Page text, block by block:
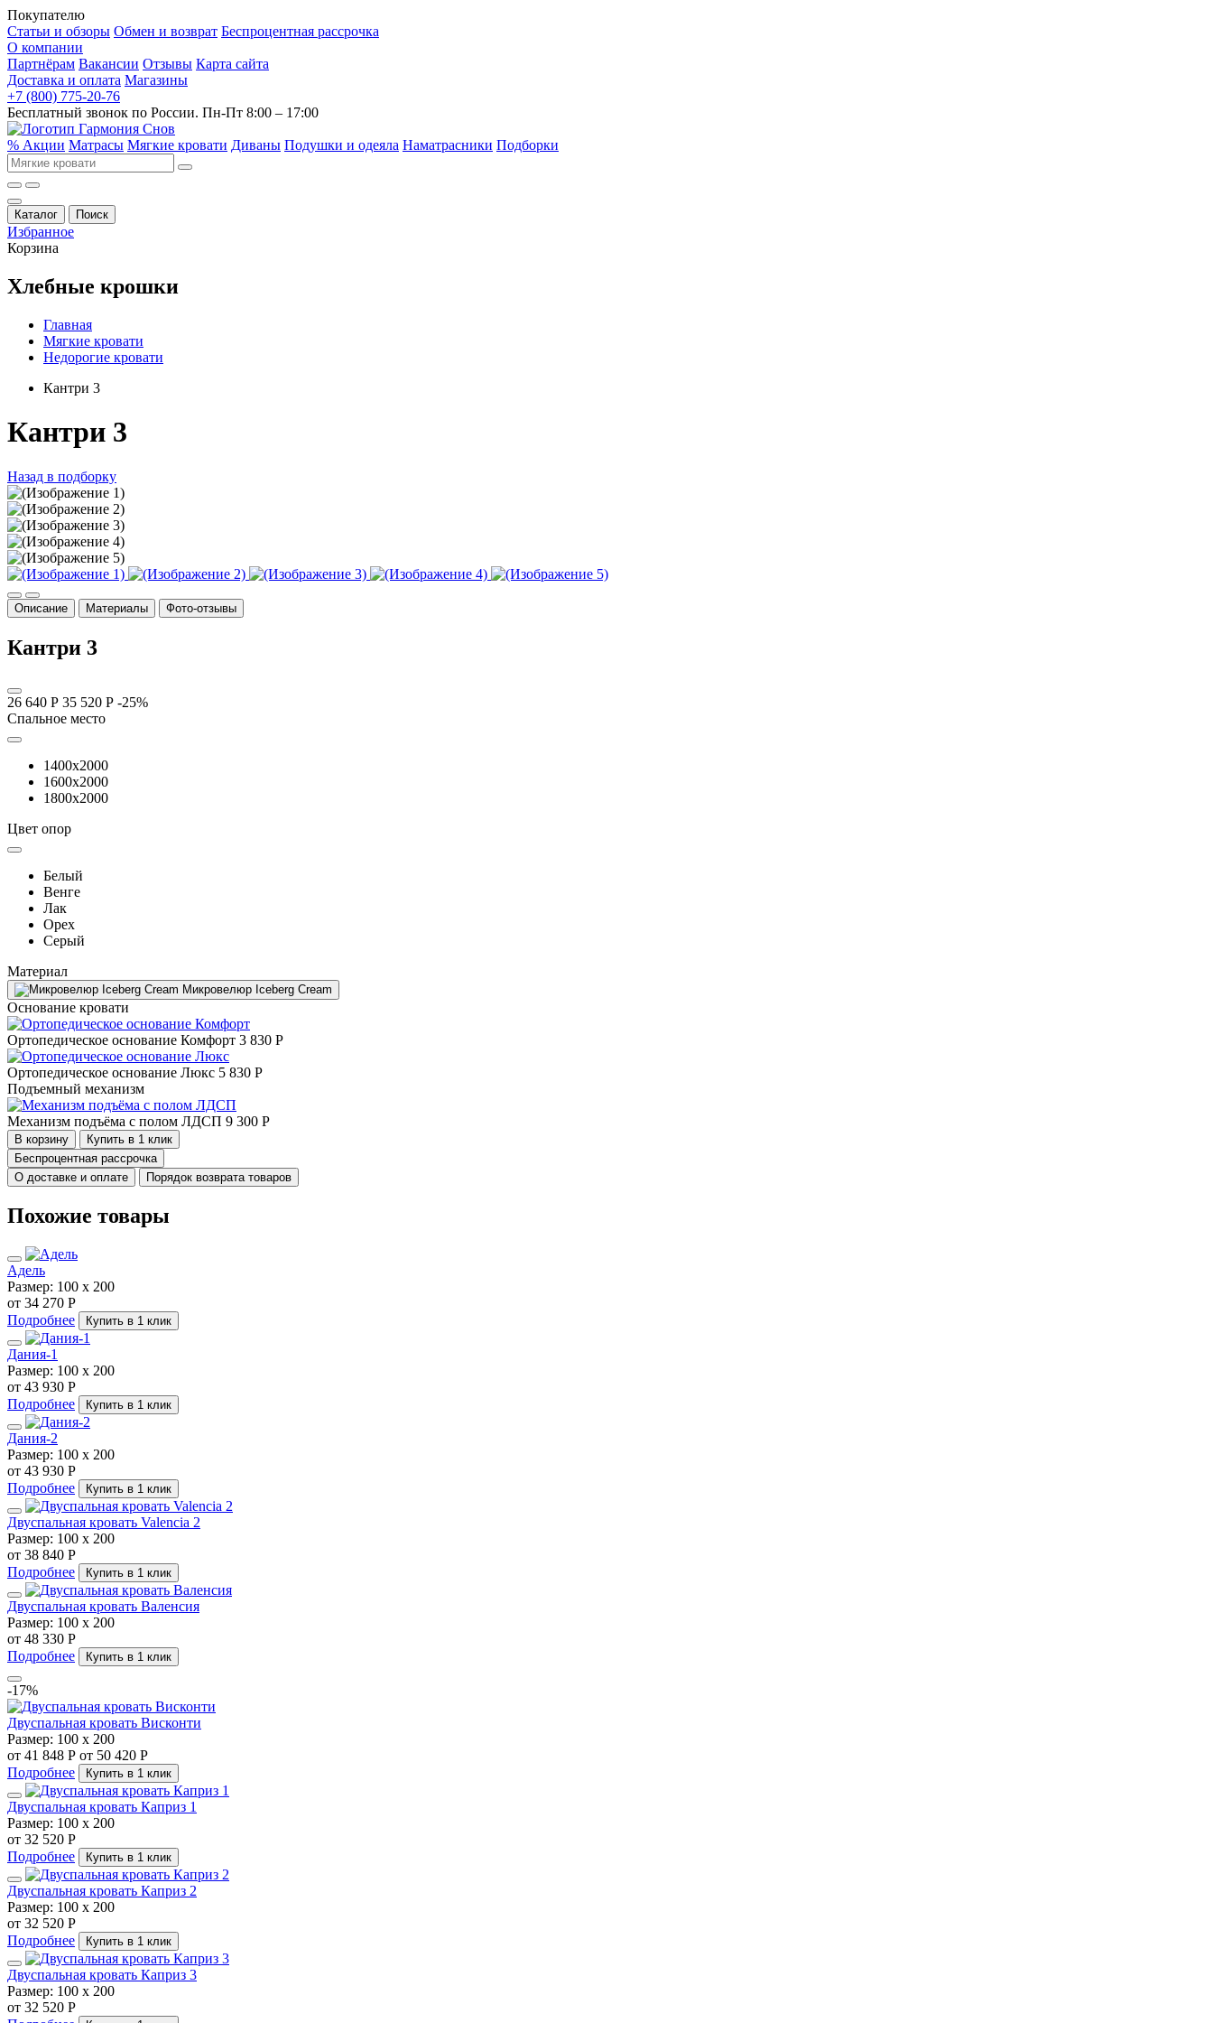
Покупателю
Статьи и обзоры Обмен и возврат Беспроцентная рассрочка
О компании
Партнёрам Вакансии Отзывы Карта сайта
Доставка и оплата Магазины
+7 (800) 775-20-76
Бесплатный звонок по России. Пн-Пт 8:00 – 17:00
% Акции Матрасы Мягкие кровати Диваны Подушки и одеяла Наматрасники Подборки
Каталог Поиск
Избранное
Корзина
Хлебные крошки
Главная
Мягкие кровати
Недорогие кровати
Кантри 3
Кантри 3
Назад в подборку
Описание Материалы Фото-отзывы
Кантри 3
26 640 Р 35 520 Р -25%
Спальное место
1400x2000
1600x2000
1800x2000
Цвет опор
Белый
Венге
Лак
Орех
Серый
Материал
Микровелюр Iceberg Cream
Основание кровати
Ортопедическое основание Комфорт 3 830 Р
Ортопедическое основание Люкс 5 830 Р
Подъемный механизм
Механизм подъёма с полом ЛДСП 9 300 Р
В корзину
Купить в 1 клик
Беспроцентная рассрочка
О доставке и оплате
Порядок возврата товаров
Похожие товары
Адель
Размер: 100 х 200
от 34 270 Р
Подробнее
Купить в 1 клик
Дания-1
Размер: 100 х 200
от 43 930 Р
Подробнее
Купить в 1 клик
Дания-2
Размер: 100 х 200
от 43 930 Р
Подробнее
Купить в 1 клик
Двуспальная кровать Valencia 2
Размер: 100 х 200
от 38 840 Р
Подробнее
Купить в 1 клик
Двуспальная кровать Валенсия
Размер: 100 х 200
от 48 330 Р
Подробнее
Купить в 1 клик
-17%
Двуспальная кровать Висконти
Размер: 100 х 200
от 41 848 Р от 50 420 Р
Подробнее
Купить в 1 клик
Двуспальная кровать Каприз 1
Размер: 100 х 200
от 32 520 Р
Подробнее
Купить в 1 клик
Двуспальная кровать Каприз 2
Размер: 100 х 200
от 32 520 Р
Подробнее
Купить в 1 клик
Двуспальная кровать Каприз 3
Размер: 100 х 200
от 32 520 Р